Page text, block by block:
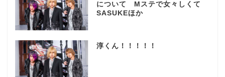
について Mステで女々しくて
SASUKEほか
淳くん！！！！！